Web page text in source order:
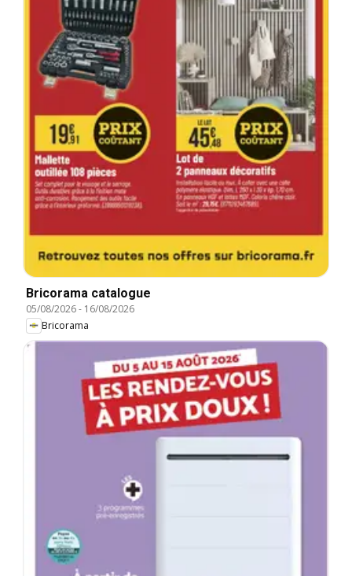
Bricorama catalogue
05/08/2026- 16/08/2026
Bricorama